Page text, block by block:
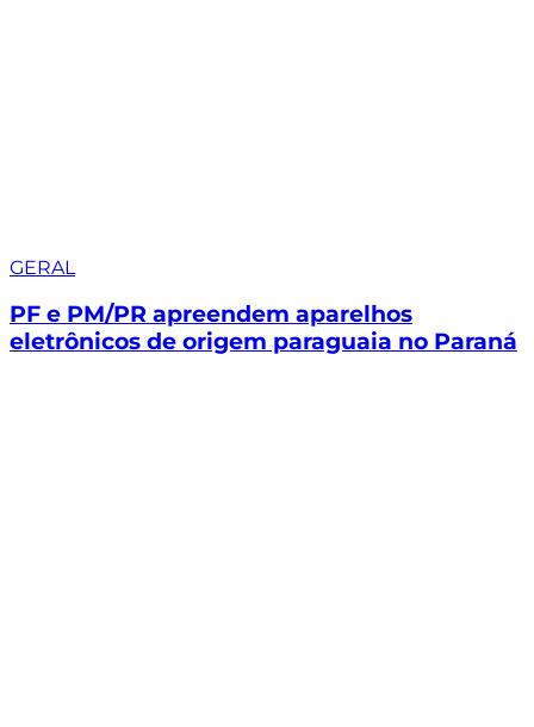
GERAL
PF e PM/PR apreendem aparelhos
eletrônicos de origem paraguaia no Paraná